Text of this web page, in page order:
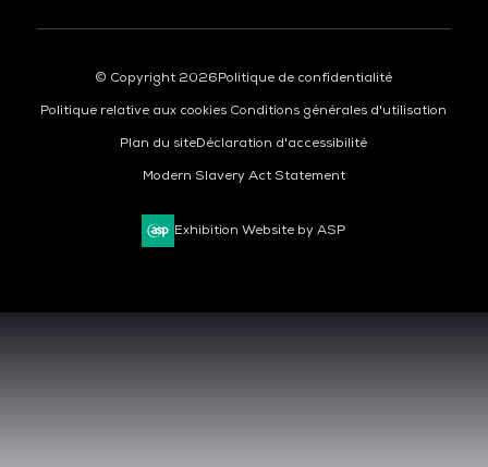
© Copyright 2026Politique de confidentialité
Politique relative aux cookies Conditions générales d'utilisation
Plan du siteDéclaration d'accessibilité
Modern Slavery Act Statement
Exhibition Website by ASP